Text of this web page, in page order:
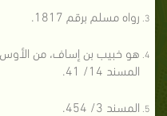
رواه مسلم برقم 1817.
هو خبيب بن إساف، من الأوس.
المسند 14/ 41.
المسند 3/ 454.